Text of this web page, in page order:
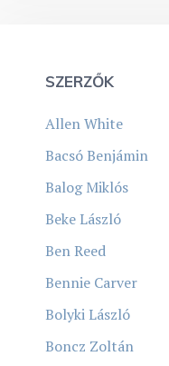
SZERZŐK
Allen White
Bacsó Benjámin
Balog Miklós
Beke László
Ben Reed
Bennie Carver
Bolyki László
Boncz Zoltán